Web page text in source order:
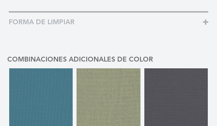
FORMA DE LIMPIAR
COMBINACIONES ADICIONALES DE COLOR